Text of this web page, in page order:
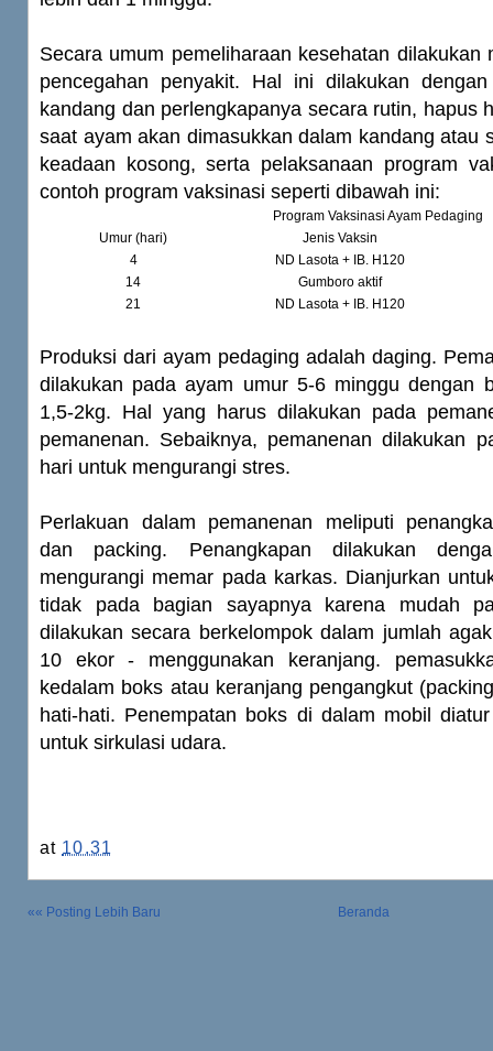
Secara umum pemeliharaan kesehatan dilakukan
pencegahan penyakit. Hal ini dilakukan
kandang dan perlengkapanya secara rutin, hapus
saat ayam akan dimasukkan dalam kandang atau
keadaan kosong, serta pelaksanaan program
contoh program vaksinasi seperti dibawah ini:
Program Vaksinasi Ayam Pedaging
Umur (hari)
Jenis Vaksin
4
ND Lasota + IB. H120
14
Gumboro aktif
21
ND Lasota + IB. H120
Produksi dari ayam pedaging adalah daging.
dilakukan pada ayam umur 5-6 minggu dengan
1,5-2kg. Hal yang harus dilakukan pada
pemanenan. Sebaiknya, pemanenan dilakukan
hari untuk mengurangi stres.
Perlakuan dalam pemanenan meliputi
dan packing. Penangkapan dilakukan
mengurangi memar pada karkas. Dianjurkan
tidak pada bagian sayapnya karena mudah
dilakukan secara berkelompok dalam jumlah
10 ekor - menggunakan keranjang.
kedalam boks atau keranjang pengangkut
hati-hati. Penempatan boks di dalam mobil
untuk sirkulasi udara.
at 10.31
«« Posting Lebih Baru Beranda